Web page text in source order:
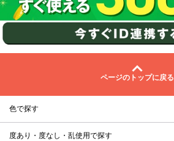
ページのトップに戻る
色で探す
度あり・度なし・乱使用で探す